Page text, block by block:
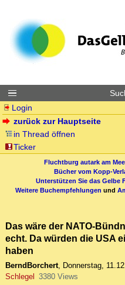
Login
zurück zur Hauptseite
in Thread öffnen
Ticker
Fluchtburg autark am
Bücher vom Kopp-
Unterstützen Sie das Gelbe
Weitere Buchempfehlungen und
Das wäre der NATO-
echt. Da würden die USA
haben
BerndBorchert, Donnerstag,
Schlegel
3380 Views